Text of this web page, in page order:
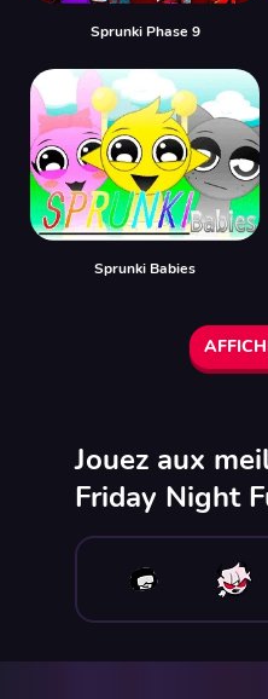
Sprunki Phase 9
Sprunki Babies
Jouez aux
Friday Night